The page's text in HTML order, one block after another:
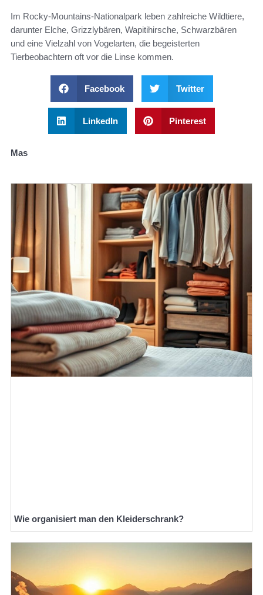
Im Rocky-Mountains-Nationalpark leben zahlreiche Wildtiere,
darunter Elche, Grizzlybären, Wapitihirsche, Schwarzbären
und eine Vielzahl von Vogelarten, die begeisterten
Tierbeobachtern oft vor die Linse kommen.
Facebook Twitter
LinkedIn Pinterest
Mas
Wie organisiert man den Kleiderschrank?